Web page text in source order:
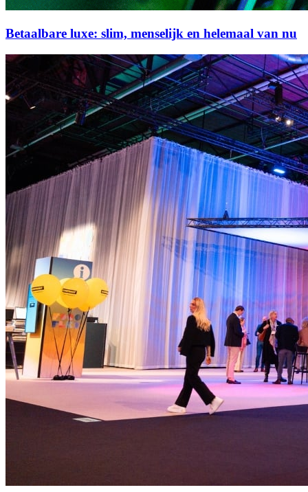
Betaalbare luxe: slim, menselijk en helemaal van nu